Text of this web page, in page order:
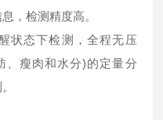
，检测精度高。
状态下检测，全程无压
、瘦肉和水分)的定量分